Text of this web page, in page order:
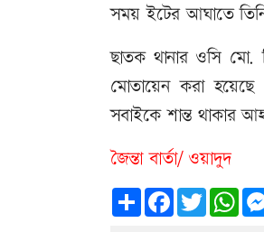
সময় ইটের আঘাতে
ছাতক থানার ওসি মো.
মোতায়েন করা
সবাইকে শান্ত থাকার
জৈন্তা বার্তা/ ওয়াদুদ
Share FacebookTwitter